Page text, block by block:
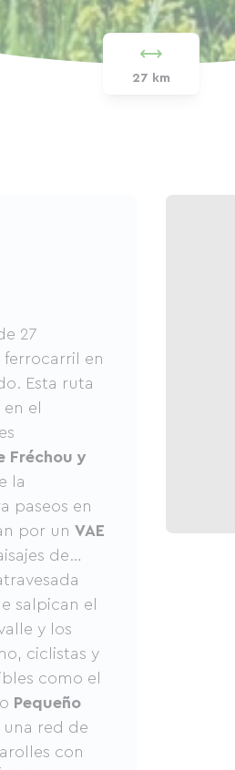
27 km
27
en
Esta ruta
el
Fréchou y
la
paseos en
por un VAE
de
salpican el
y los
ciclistas y
como el
Pequeño
red de
con